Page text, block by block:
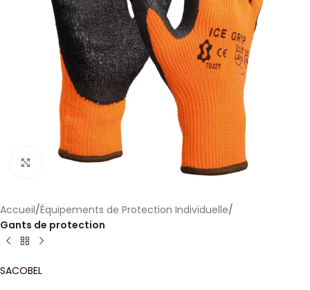
Click to enlarge
Accueil Équipements de Protection Individuelle
Gants de protection
SACOBEL